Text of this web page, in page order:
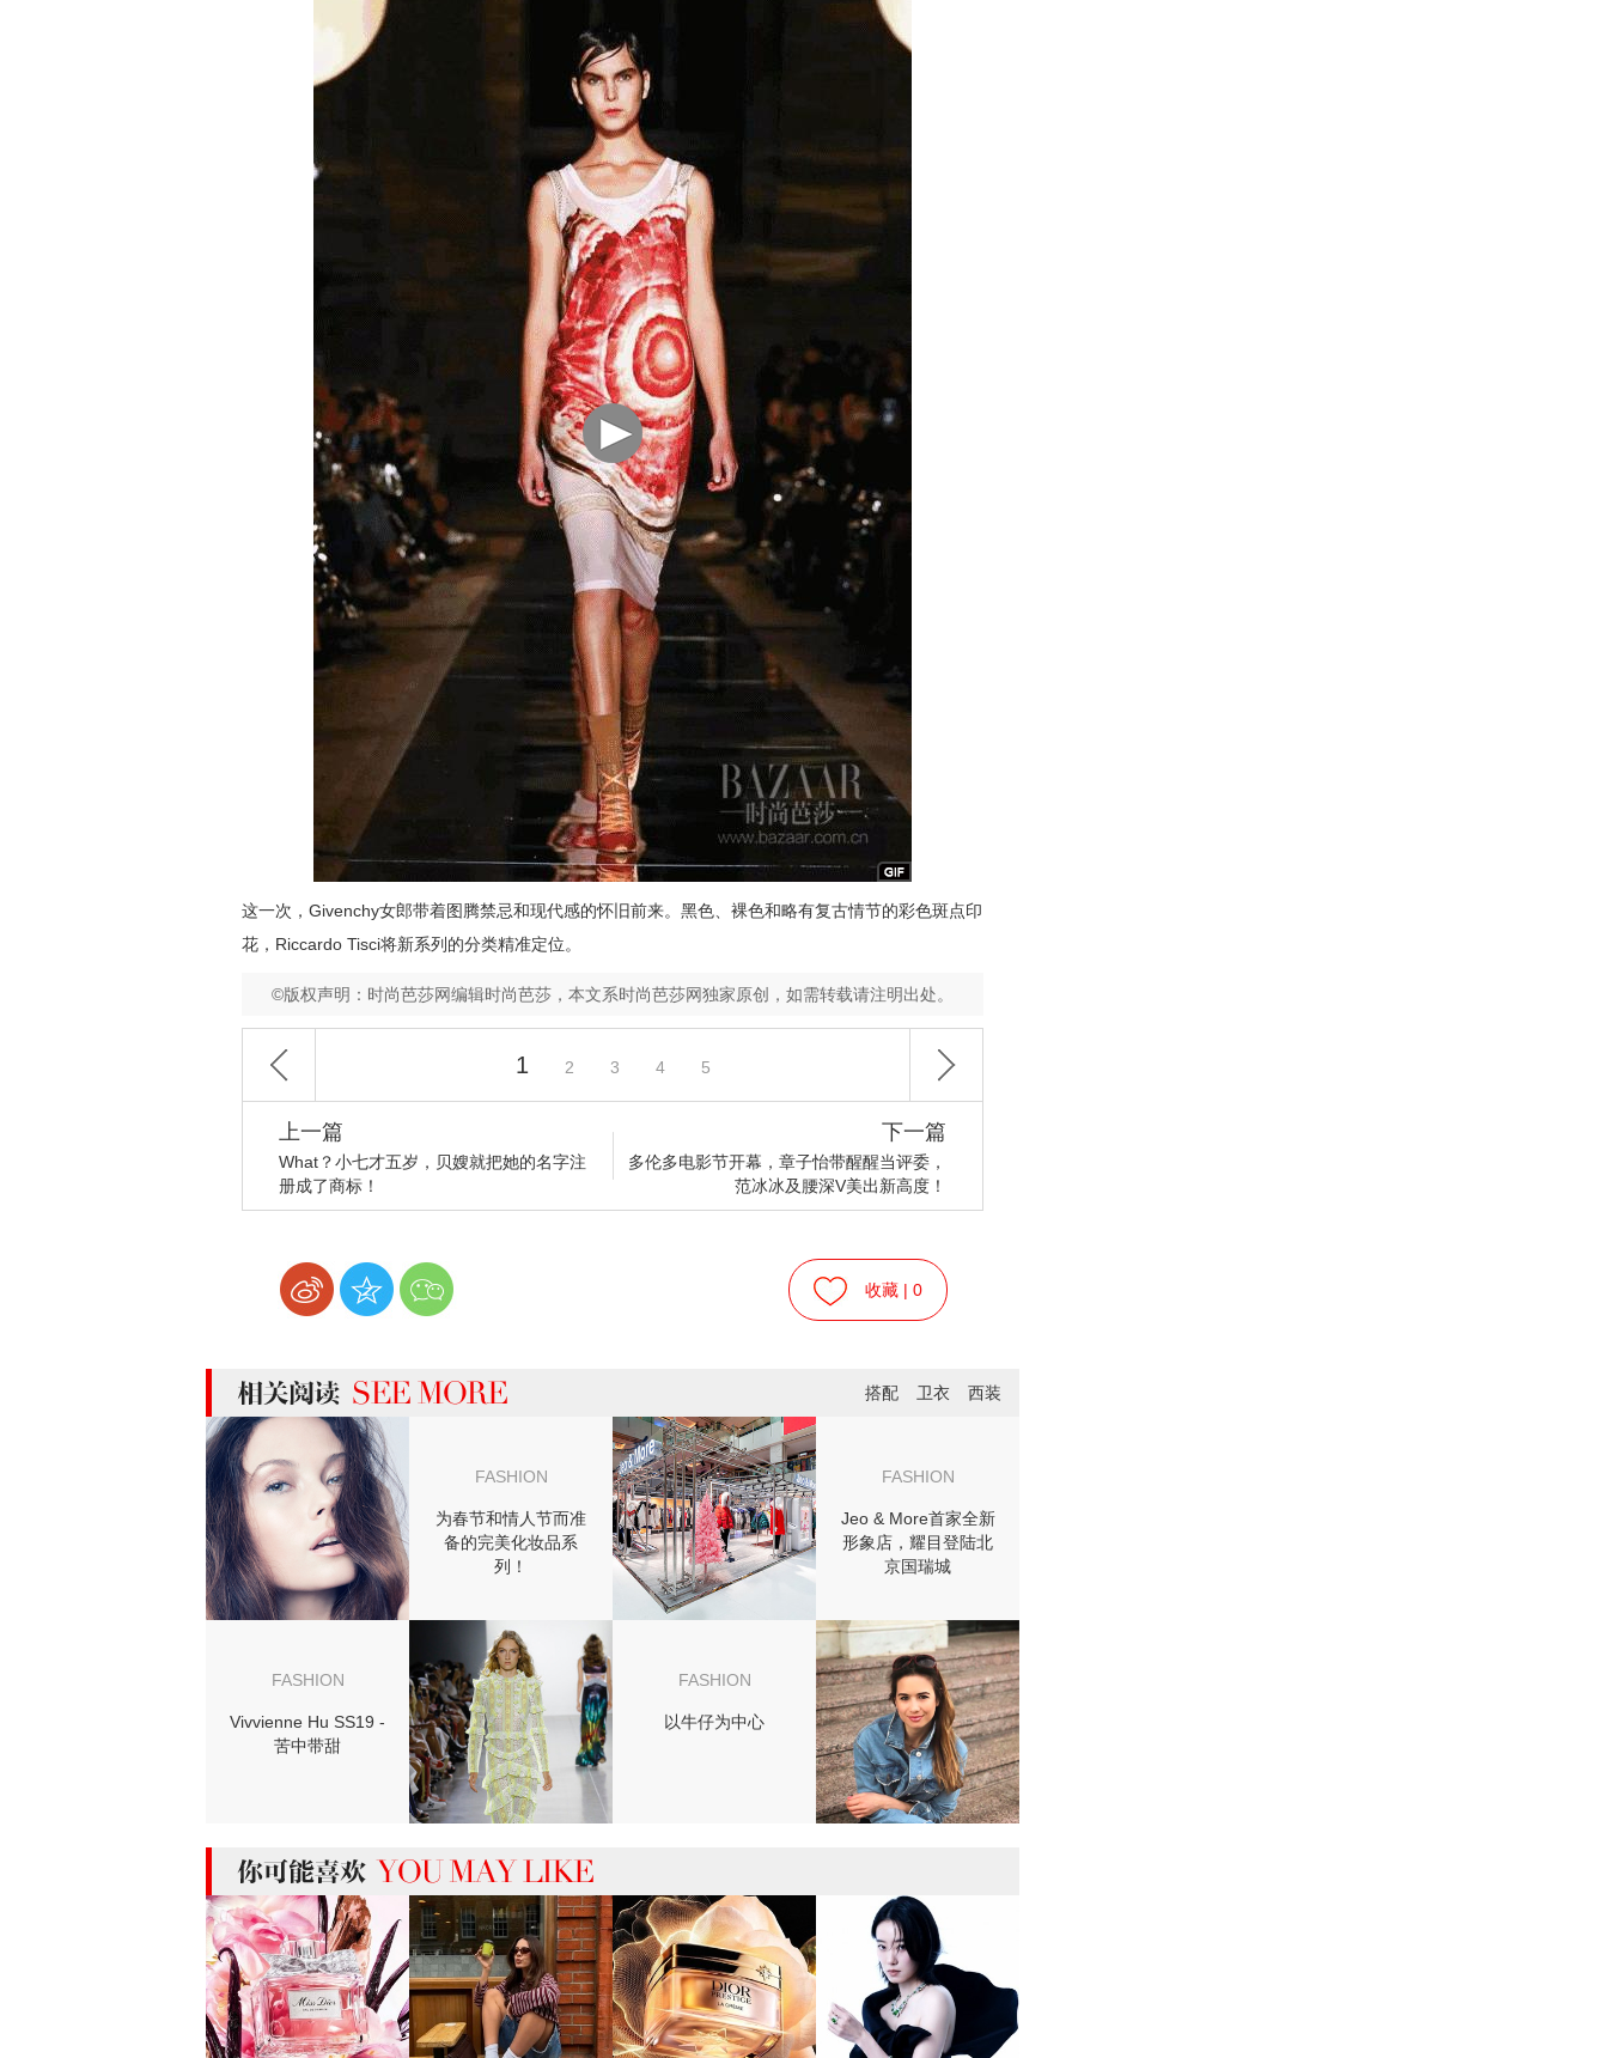
这一次，Givenchy女郎带着图腾禁忌和现代感的怀旧前来。黑色、裸色和略有复古情节的彩色斑点印
花， Riccardo Tisci将新系列的分类精准定位。
©版权声明：时尚芭莎网编辑时尚芭莎，本文系时尚芭莎网独家原创，如需转载请注明出处。
1 2 3 4 5
上一篇
What？小七才五岁，贝嫂就把她的名字注
册成了商标！
下一篇
多伦多电影节开幕，章子怡带醒醒当评委，
范冰冰及腰深V美出新高度！
收藏 | 0
搭配 卫衣 西装
FASHION
为春节和情人节而准
备的完美化妆品系
列！
FASHION
Jeo & More首家全新
形象店，耀目登陆北
京国瑞城
FASHION
Vivvienne Hu SS19 -
苦中带甜
FASHION
以牛仔为中心
MIGHT LIKE 你可能喜欢